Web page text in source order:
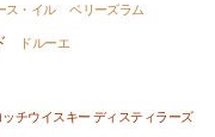
ス・イル
ベリーズラム
ドルーエ
チウイスキー ディスティラーズ